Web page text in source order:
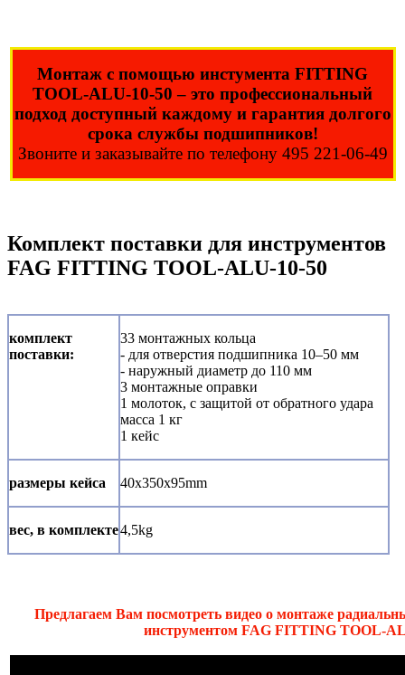
Монтаж с помощью инстумента FITTING
TOOL-ALU-10-50 – это профессиональный
подход доступный каждому и гарантия долгого
срока службы подшипников!
Звоните и заказывайте по телефону 495 221-06-49
Комплект поставки для инструментов
FAG FITTING TOOL-ALU-10-50
комплект
поставки:
33 монтажных кольца
- для отверстия подшипника 10–50 мм
- наружный диаметр до 110 мм
3 монтажные оправки
1 молоток, с защитой от обратного удара
масса 1 кг
1 кейс
размеры кейса 40x350x95mm
вес, в комплекте4,5kg
Предлагаем Вам посмотреть видео о монтаже
инструментом FAG FITTING TOOL-